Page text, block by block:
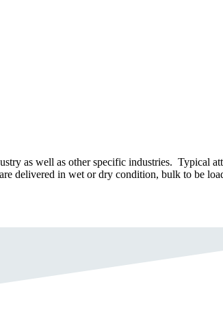
as well as other specific industries. Typical
delivered in wet or dry condition, bulk to be